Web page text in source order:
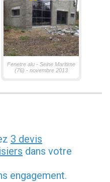
Fenetre alu - Seine Maritime
(76) - novembre 2013
3 devis
dans votre
engagement.